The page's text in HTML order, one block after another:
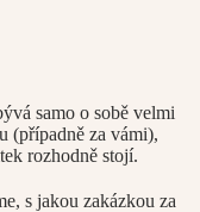
samo o sobě velmi
(případně za vámi),
rozhodně stojí.
s jakou zakázkou za